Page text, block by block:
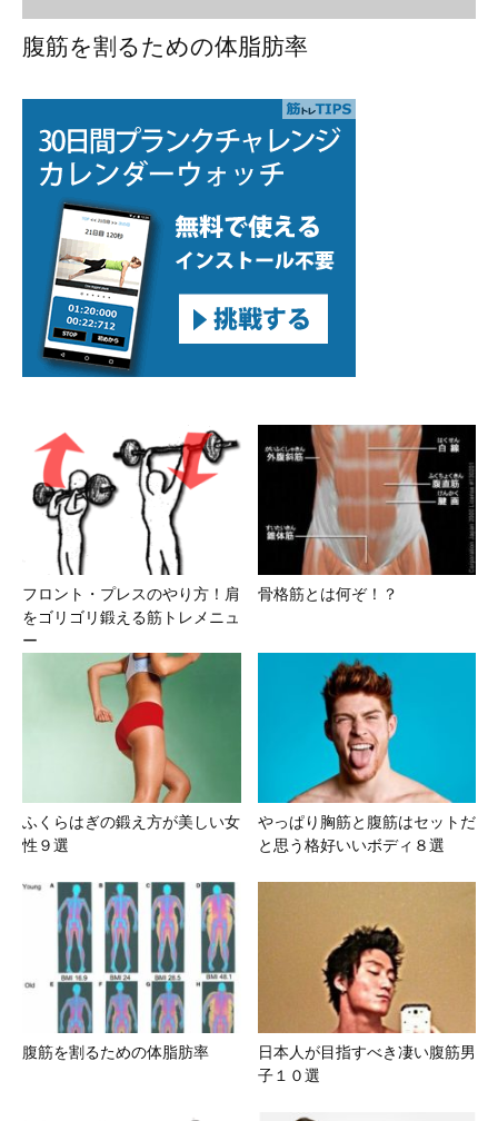
腹筋を割るための体脂肪率
フロント・プレスのやり方！肩
をゴリゴリ鍛える筋トレメニュ
ー
骨格筋とは何ぞ！？
ふくらはぎの鍛え方が美しい女
性９選
やっぱり胸筋と腹筋はセットだ
と思う格好いいボディ８選
腹筋を割るための体脂肪率
日本人が目指すべき凄い腹筋男
子１０選